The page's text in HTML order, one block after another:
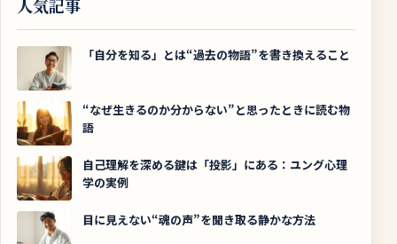
人気記事
「自分を知る」とは“過去の物語”を書き換えること
“なぜ生きるのか分からない”と思ったときに読む物
語
自己理解を深める鍵は「投影」にある：ユング心理
学の実例
目に見えない“魂の声”を聞き取る静かな方法